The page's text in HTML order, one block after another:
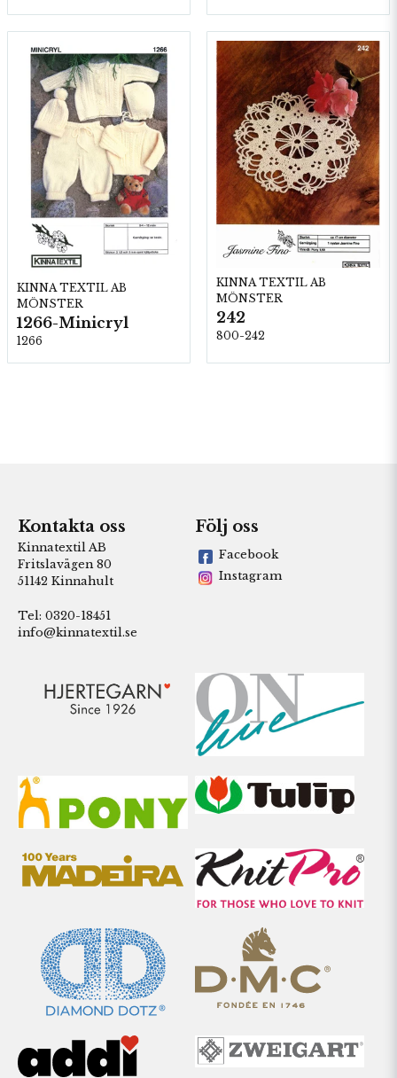
KINNA TEXTIL AB
MÖNSTER
1266-Minicryl
1266
KINNA TEXTIL AB
MÖNSTER
242
800-242
Kontakta oss
Kinnatextil AB
Fritslavägen 80
51142 Kinnahult
Tel: 0320-18451
info@kinnatextil.se
Följ oss
Facebook
Instagram